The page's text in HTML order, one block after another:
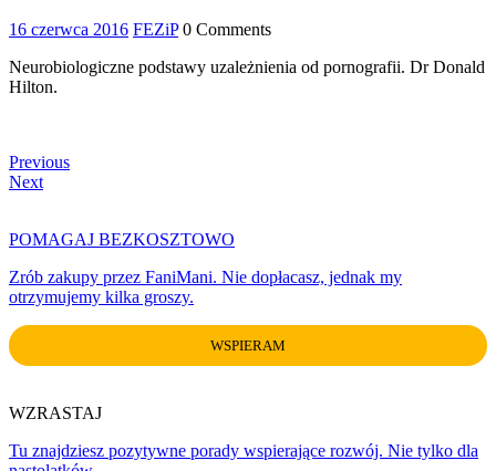
16 czerwca 201616
2016
FEZiP 0 Comments
Neurobiologiczne podstawy uzależnienia od pornografii. Dr Donald
Hilton.
Nawigacja
wpisu
Previous
Post
Previous
Next
Next
POMAGAJ BEZKOSZTOWO
Zrób zakupy przez FaniMani. Nie dopłacasz, jednak my
otrzymujemy kilka groszy.
WSPIERAM
WZRASTAJ
Tu znajdziesz pozytywne porady wspierające rozwój. Nie tylko dla